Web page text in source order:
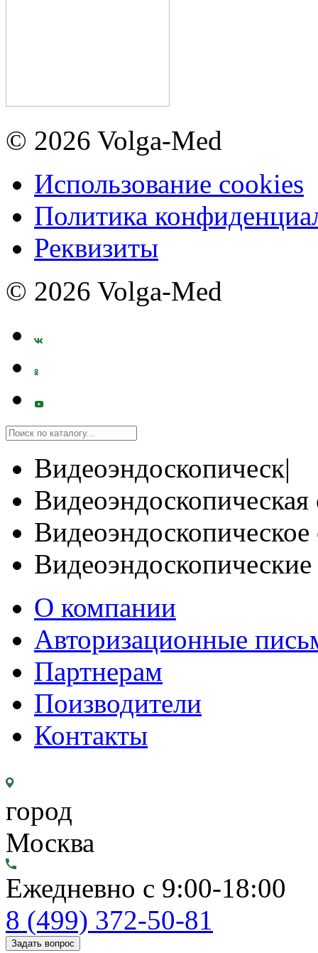
© 2026 Volga-Med
Использование cookies
Политика
Реквизиты
© 2026 Volga-Med
Видеоэндоскопическ|
Видеоэндоскопическая
О компании
Авторизационные
Партнерам
Поизводители
Контакты
город
Москва
Ежедневно с 9:00-18:00
8 (499) 372-50-81
Задать вопрос